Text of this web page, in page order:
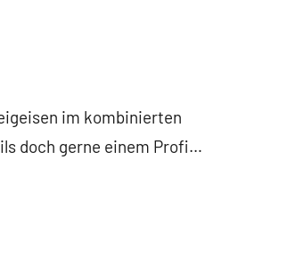
im kombinierten
doch gerne einem Profi…